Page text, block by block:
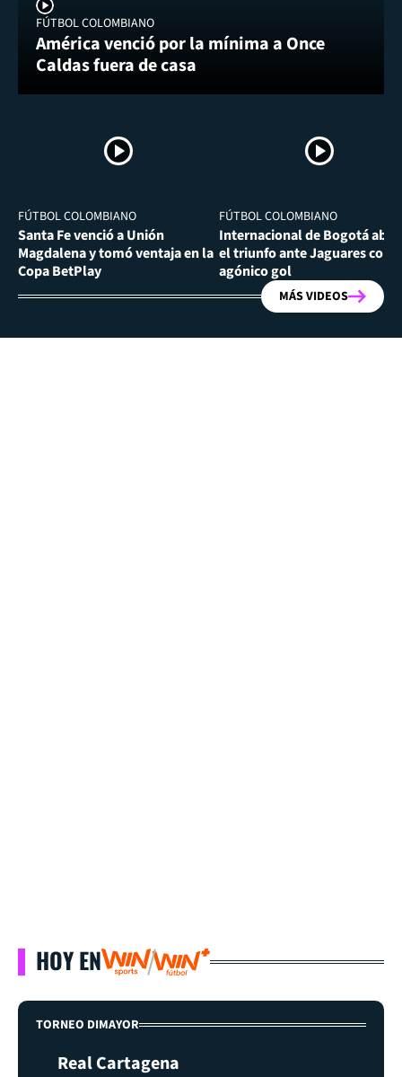
FÚTBOL COLOMBIANO
América venció por la mínima a Once
Caldas fuera de casa
FÚTBOL COLOMBIANO
Santa Fe venció a Unión
Magdalena y tomó ventaja en la
Copa BetPlay
FÚTBOL COLOMBIANO
Internacional de Bogotá
el triunfo ante Jaguares con
agónico gol
MÁS VIDEOS
HOY EN
TORNEO DIMAYOR
Real Cartagena